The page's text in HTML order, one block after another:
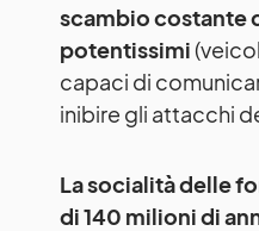
scambio costante
potentissimi
capaci di
inibire gli attacchi
La socialità delle
di 140 milioni di